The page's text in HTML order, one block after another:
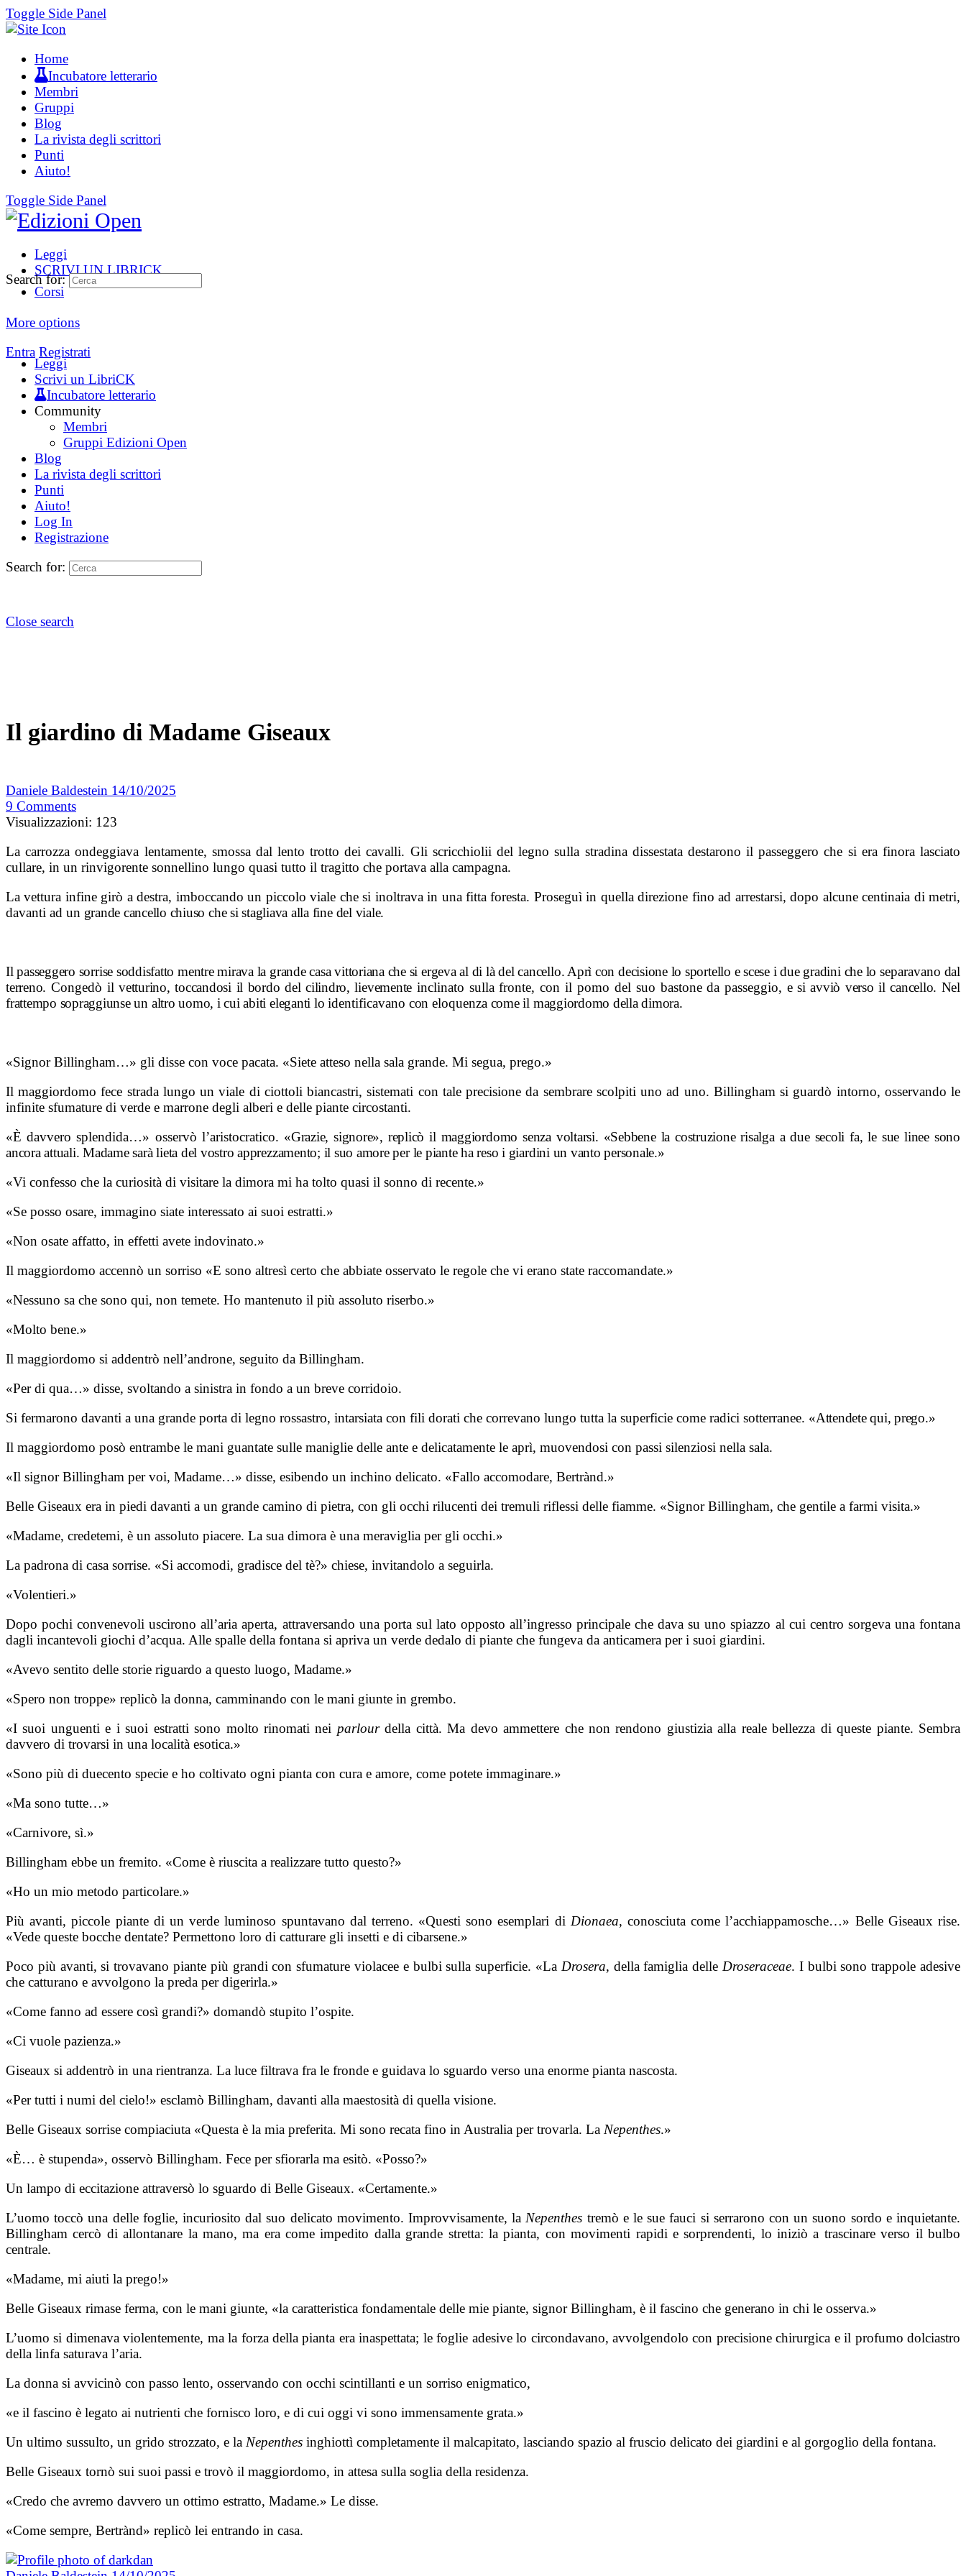
Toggle Side Panel
Home
Incubatore letterario
Membri
Gruppi
Blog
La rivista degli scrittori
Punti
Aiuto!
Toggle Side Panel
Leggi
SCRIVI UN LIBRICK
Corsi
More options
Entra Registrati
Search for:
Leggi
Scrivi un LibriCK
Incubatore letterario
Community
Membri
Gruppi Edizioni Open
Blog
La rivista degli scrittori
Punti
Aiuto!
Log In
Registrazione
Search for:
Close search
Il giardino di Madame Giseaux
Daniele Baldestein 14/10/2025
9 Comments
Visualizzazioni: 123
La carrozza ondeggiava lentamente, smossa dal lento trotto dei cavalli. Gli scricchiolii del legno sulla stradina dissestata destarono il passeggero che si era finora lasciato
cullare, in un rinvigorente sonnellino lungo quasi tutto il tragitto che portava alla campagna.
La vettura infine girò a destra, imboccando un piccolo viale che si inoltrava in una fitta foresta. Proseguì in quella direzione fino ad arrestarsi, dopo alcune centinaia di metri,
davanti ad un grande cancello chiuso che si stagliava alla fine del viale.
Il passeggero sorrise soddisfatto mentre mirava la grande casa vittoriana che si ergeva al di là del cancello. Aprì con decisione lo sportello e scese i due gradini che lo separavano dal
terreno. Congedò ilvetturino, toccandosi il bordo del cilindro, lievemente inclinato sulla fronte, con il pomo del suo bastone da passeggio, e si avviò verso il cancello. Nel
frattempo sopraggiunse un altro uomo, i cui abiti eleganti loidentificavano con eloquenzacome il maggiordomo della dimora.
«Signor Billingham…» gli disse con voce pacata. «Siete atteso nella sala grande. Mi segua, prego.»
Il maggiordomo fece strada lungo un viale di ciottoli biancastri, sistemati con tale precisione da sembrare scolpiti uno ad uno. Billingham si guardò intorno, osservando le
infinite sfumature di verde e marrone degli alberi e delle piante circostanti.
«È davvero splendida…» osservò l’aristocratico. «Grazie, signore», replicò il maggiordomo senza voltarsi. «Sebbene la costruzione risalga a due secoli fa, le sue linee sono
ancora attuali. Madame sarà lieta del vostro apprezzamento; il suo amore per le piante ha reso i giardini un vanto personale.»
«Vi confesso che la curiosità di visitare la dimora mi ha tolto quasi il sonno di recente.»
«Se posso osare, immagino siate interessato ai suoi estratti.»
«Non osate affatto, in effetti avete indovinato.»
Il maggiordomo accennò un sorriso «E sono altresì certo che abbiate osservato le regole che vi erano state raccomandate.»
«Nessuno sa che sono qui, non temete. Ho mantenuto il più assoluto riserbo.»
«Molto bene.»
Il maggiordomo si addentrò nell’androne, seguito da Billingham.
«Per di qua…» disse, svoltando a sinistra in fondo a un breve corridoio.
Si fermarono davanti a una grande porta di legno rossastro, intarsiata con fili dorati che correvano lungo tutta la superficie come radici sotterranee. «Attendete qui, prego.»
Il maggiordomo posò entrambe le mani guantate sulle maniglie delle ante e delicatamente le aprì, muovendosi con passi silenziosi nella sala.
«Il signor Billingham per voi, Madame…» disse, esibendo un inchino delicato. «Fallo accomodare, Bertrànd.»
Belle Giseaux era in piedi davanti a un grande camino di pietra, con gli occhi rilucenti dei tremuli riflessi delle fiamme. «Signor Billingham, che gentile a farmi visita.»
«Madame, credetemi, è un assoluto piacere. La sua dimora è una meraviglia per gli occhi.»
La padrona di casa sorrise. «Si accomodi, gradisce del tè?» chiese, invitandolo a seguirla.
«Volentieri.»
Dopo pochi convenevoli uscirono all’aria aperta, attraversando una porta sul lato opposto all’ingresso principale che dava su uno spiazzo al cui centro sorgeva una fontana
dagli incantevoli giochi d’acqua. Alle spalle della fontana si apriva un verde dedalo di piante che fungeva da anticamera per i suoi giardini.
«Avevo sentito delle storie riguardo a questo luogo, Madame.»
«Spero non troppe» replicò la donna, camminando con le mani giunte in grembo.
«I suoi unguenti e i suoi estratti sono molto rinomati nei parlourdella città. Ma devo ammettere che non rendono giustizia alla reale bellezza di queste piante. Sembra
davvero di trovarsi in una località esotica.»
«Sono più di duecento specie e ho coltivato ogni pianta con cura e amore, come potete immaginare.»
«Ma sono tutte…»
«Carnivore, sì.»
Billingham ebbe un fremito. «Come è riuscita a realizzare tutto questo?»
«Ho un mio metodo particolare.»
Più avanti, piccole piante di un verde luminoso spuntavano dal terreno. «Questi sono esemplari di Dionaea, conosciuta come l’acchiappamosche…» Belle Giseaux rise.
«Vede queste bocche dentate? Permettono loro di catturare gli insetti e di cibarsene.»
Poco più avanti, si trovavano piante più grandi con sfumature violacee e bulbi sulla superficie. «La Drosera, della famiglia delleDroseraceae. I bulbi sono trappole adesive
che catturano e avvolgono la preda per digerirla.»
«Come fanno ad essere così grandi?» domandò stupito l’ospite.
«Ci vuole pazienza.»
Giseaux si addentrò in una rientranza. La luce filtrava fra le fronde e guidava lo sguardo verso una enorme pianta nascosta.
«Per tutti i numi del cielo!» esclamò Billingham, davanti alla maestosità di quella visione.
Belle Giseaux sorrise compiaciuta «Questa è la mia preferita. Mi sono recata fino in Australia per trovarla. La Nepenthes.»
«È… è stupenda», osservò Billingham. Fece per sfiorarla ma esitò. «Posso?»
Un lampo di eccitazione attraversò lo sguardo di Belle Giseaux. «Certamente.»
L’uomo toccò una delle foglie, incuriosito dal suo delicato movimento. Improvvisamente, laNepenthes tremò e le sue fauci si serrarono con un suono sordo e inquietante.
Billingham cercò di allontanare la mano, ma era come impedito dalla grande stretta: la pianta, con movimenti rapidi e sorprendenti, lo iniziò a trascinare verso il bulbo
centrale.
«Madame, mi aiuti la prego!»
Belle Giseaux rimase ferma, con le mani giunte, «la caratteristica fondamentale delle mie piante, signor Billingham, è il fascino che generano in chi le osserva.»
L’uomo si dimenava violentemente, ma la forza della pianta era inaspettata; le foglie adesive lo circondavano, avvolgendolo con precisione chirurgica e il profumo dolciastro
della linfa saturava l’aria.
La donna si avvicinò con passo lento, osservando con occhi scintillanti e un sorriso enigmatico,
«e il fascino è legato ai nutrienti che fornisco loro, e di cui oggi vi sono immensamente grata.»
Un ultimo sussulto, un grido strozzato, e la Nepenthes inghiottì completamente il malcapitato, lasciando spazio al fruscio delicato dei giardini e al gorgoglio della fontana.
Belle Giseaux tornò sui suoi passi e trovò il maggiordomo, in attesa sulla soglia della residenza.
«Credo che avremo davvero un ottimo estratto, Madame.» Le disse.
«Come sempre, Bertrànd» replicò lei entrando in casa.